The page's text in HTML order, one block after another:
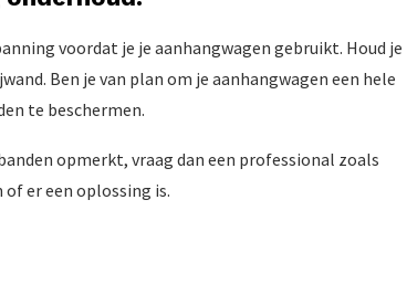
voordat je je aanhangwagen gebruikt. Houd je
Ben je van plan om je aanhangwagen een hele
te beschermen.
opmerkt, vraag dan een professional zoals
er een oplossing is.